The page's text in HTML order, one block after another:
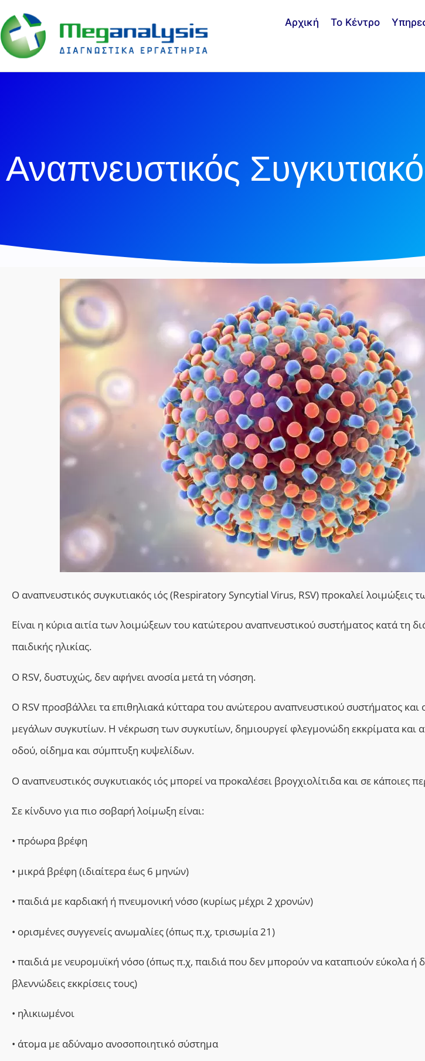
Αρχική Το Κέντρο
Αναπνευστικός
Ο αναπνευστικός συγκυτιακός ιός (Respiratory Syncytial Virus, RSV) προκαλεί λοιμώξεις
Είναι η κύριααιτία των λοιμώξεων του κατώτερου αναπνευστικού συστήματος κατά τη
παιδικής ηλικίας.
Ο RSV, δυστυχώς, δεν αφήνει ανοσία μετά τη νόσηση.
Ο RSV προσβάλλει τα επιθηλιακά κύτταρα του ανώτερου αναπνευστικού συστήματος και
μεγάλων συγκυτίων. Η νέκρωση των συγκυτίων, δημιουργεί φλεγμονώδη εκκρίματα και
οδού, οίδημα και σύμπτυξη κυψελίδων.
Ο αναπνευστικός συγκυτιακός ιός μπορεί να προκαλέσει βρογχιολίτιδα και σε κάποιες
Σε κίνδυνο για πιο σοβαρή λοίμωξη είναι:
• πρόωρα βρέφη
• μικρά βρέφη (ιδιαίτερα έως 6 μηνών)
• παιδιά με καρδιακή ή πνευμονική νόσο (κυρίως μέχρι 2 χρονών)
• ορισμένες συγγενείς ανωμαλίες (όπως π.χ, τρισωμία 21)
• παιδιά με νευρομυϊκή νόσο (όπως π.χ, παιδιά που δεν μπορούν να καταπιούν εύκολα ή
βλεννώδεις εκκρίσεις τους)
• ηλικιωμένοι
• άτομα με αδύναμο ανοσοποιητικό σύστημα